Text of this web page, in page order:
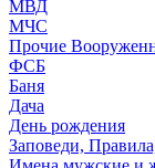
МВД
МЧС
Прочие
ФСБ
Баня
Дача
День рождения
Заповеди,